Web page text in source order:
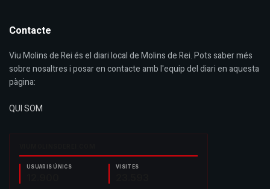
Contacte
Viu Molins de Rei és el diari local de Molins de Rei. Pots saber més
sobre nosaltres i posar en contacte amb l'equip del diari en aquesta
pàgina:
QUI SOM